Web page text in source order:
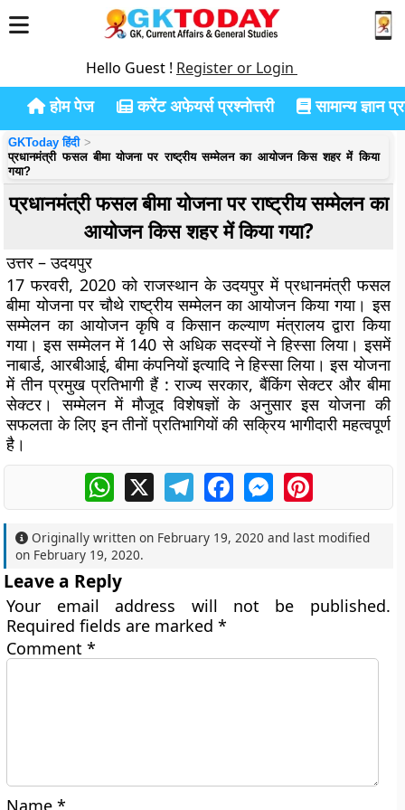
Hello Guest ! Register or Login
होम पेज करेंट अफेयर्स प्रश्नोत्तरी सामान्य ज्ञान
GKToday हिंदी
प्रधानमंत्री फसल बीमा योजना पर राष्ट्रीय सम्मेलन का आयोजन किस शहर में किया
गया?
प्रधानमंत्री फसल बीमा योजना पर राष्ट्रीय सम्मेलन का
आयोजन किस शहर में किया गया?
उत्तर – उदयपुर
17 फरवरी, 2020 को राजस्थान के उदयपुर में प्रधानमंत्री फसल
बीमा योजना पर चौथे राष्ट्रीय सम्मेलन का आयोजन किया गया। इस
सम्मेलन का आयोजन कृषि व किसान कल्याण मंत्रालय द्वारा किया
गया। इस सम्मेलन में 140 से अधिक सदस्यों ने हिस्सा लिया। इसमें
नाबार्ड, आरबीआई, बीमा कंपनियों इत्यादि ने हिस्सा लिया। इस योजना
में तीन प्रमुख प्रतिभागी हैं : राज्य सरकार, बैंकिंग सेक्टर और बीमा
सेक्टर। सम्मेलन में मौजूद विशेषज्ञों के अनुसार इस योजना की
सफलता के लिए इन तीनों प्रतिभागियों की सक्रिय भागीदारी महत्वपूर्ण
है।
WhatsApp
X TelegramFacebookMessengerPinterest
Originally written on February 19, 2020 and last modified
on February 19, 2020.
Leave a Reply
Your email address will not be published.
Required fields are marked*
Comment*
Name*